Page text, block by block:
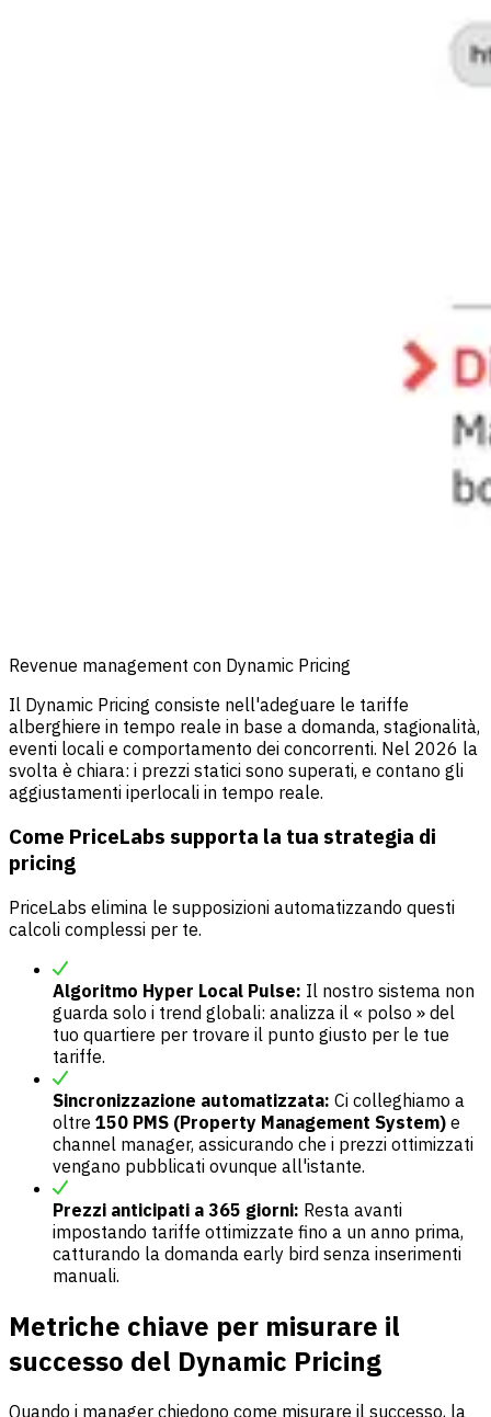
Revenue management con Dynamic Pricing
Il Dynamic Pricing consiste nell'adeguare le tariffe
alberghiere in tempo reale in base a domanda, stagionalità,
eventi locali e comportamento dei concorrenti. Nel 2026 la
svolta è chiara: i prezzi statici sono superati, e contano gli
aggiustamenti iperlocali in tempo reale.
Come PriceLabs supporta la tua strategia di
pricing
PriceLabs elimina le supposizioni automatizzando questi
calcoli complessi per te.
Algoritmo Hyper Local Pulse: Il nostro sistema non
guarda solo i trend globali: analizza il « polso » del
tuo quartiere per trovare il punto giusto per le tue
tariffe.
Sincronizzazione automatizzata: Ci colleghiamo a
oltre 150 PMS (Property Management System) e
channel manager, assicurando che i prezzi ottimizzati
vengano pubblicati ovunque all'istante.
Prezzi anticipati a 365 giorni: Resta avanti
impostando tariffe ottimizzate fino a un anno prima,
catturando la domanda early bird senza inserimenti
manuali.
Metriche chiave per misurare il
successo del Dynamic Pricing
Quando i manager chiedono come misurare il successo, la